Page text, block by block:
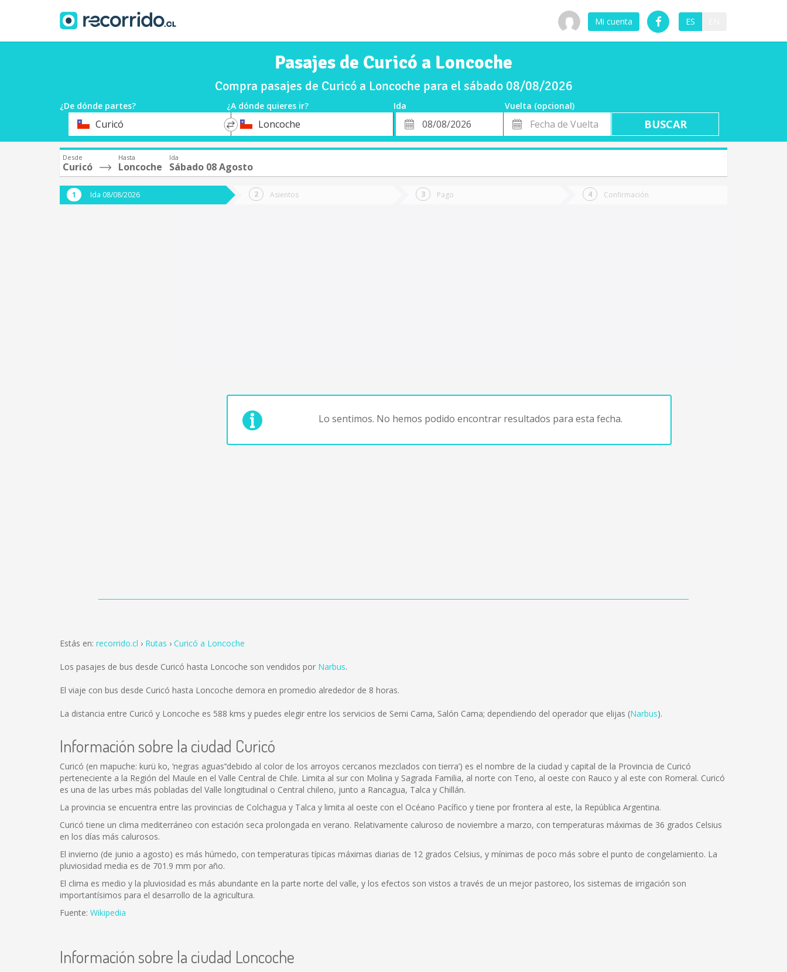
Mi cuenta ES
Pasajes de Curicó a Loncoche
Compra pasajes de Curicó a Loncoche para el sábado 08/08/2026
¿De dónde partes? ¿A dónde quieres ir? Ida
Vuelta (opcional)
OrigenCuricó
*
DestinoLoncoche
Fecha
de
Fecha
de
Vuelta
Desde
Curicó
Hasta
Loncoche
Ida
Sábado 08 Agosto
Ida 08/08/2026 Asientos Pago Confirmación
Lo sentimos. No hemos podido encontrar resultados para esta fecha.
Estás en: recorrido.cl Rutas Curicó a Loncoche
Los pasajes de bus desde Curicó hasta Loncoche son vendidos por Narbus.
El viaje con bus desde Curicó hasta Loncoche demora en promedio alrededor de 8 horas.
La distancia entre Curicó y Loncoche es 588 kms y puedes elegir entre los servicios de Semi Cama, Salón Cama; dependiendo del operador que elijas (Narbus).
Información sobre la ciudad Curicó
Curicó (en mapuche: kurü ko, ‘negras aguas’‘debido al color de los arroyos cercanos mezclados con tierra’) es el nombre de la ciudad y capital de la Provincia de Curicó
perteneciente a la Región del Maule en el Valle Central de Chile. Limita al sur con Molina y Sagrada Familia, al norte con Teno, al oeste con Rauco y al este con Romeral. Curicó
es una de las urbes más pobladas del Valle longitudinal o Central chileno, junto a Rancagua, Talca y Chillán.
La provincia se encuentra entre las provincias de Colchagua y Talca y limita al oeste con el Océano Pacífico y tiene por frontera al este, la República Argentina.
Curicó tiene un clima mediterráneo con estación seca prolongada en verano. Relativamente caluroso de noviembre a marzo, con temperaturas máximas de 36 grados Celsius
en los días más calurosos.
El invierno (de junio a agosto) es más húmedo, con temperaturas típicas máximas diarias de 12 grados Celsius, y mínimas de poco más sobre el punto de congelamiento. La
pluviosidad media es de 701.9 mm por año.
El clima es medio y la pluviosidad es más abundante en la parte norte del valle, y los efectos son vistos a través de un mejor pastoreo, los sistemas de irrigación son
importantísimos para el desarrollo de la agricultura.
Fuente: Wikipedia
Información sobre la ciudad Loncoche